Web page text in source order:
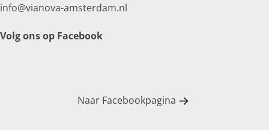
info@vianova-amsterdam.nl
Volg ons op Facebook
Naar Facebookpagina